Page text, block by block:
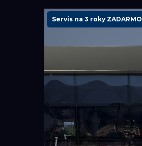
Servis na 3 roky ZADARMO